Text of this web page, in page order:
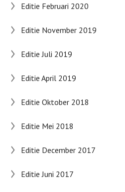
Editie Februari 2020
Editie November 2019
Editie Juli 2019
Editie April 2019
Editie Oktober 2018
Editie Mei 2018
Editie December 2017
Editie Juni 2017